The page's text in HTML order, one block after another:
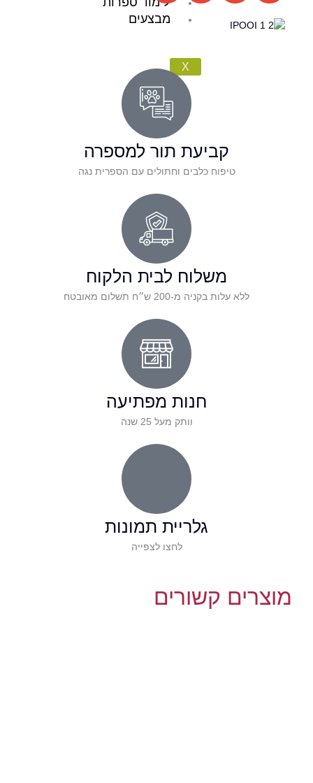
מבצעים
X
קביעת תור למספרה
טיפוח כלבים וחתולים עם הספרית נגה
משלוח לבית הלקוח
ללא עלות בקניה מ-200 ש״ח תשלום מאובטח
חנות מפתיעה
וותק מעל 25 שנה
גלריית תמונות
לחצו לצפייה
מוצרים קשורים